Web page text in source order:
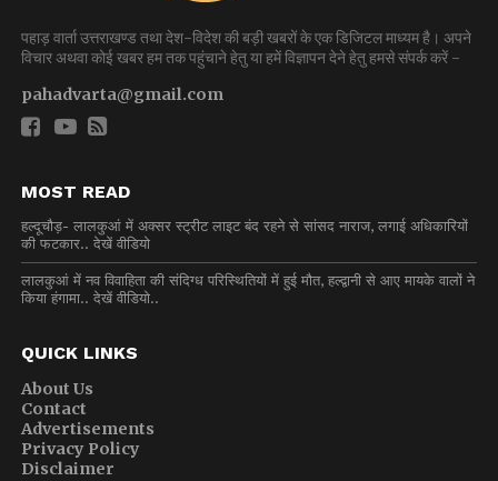
पहाड़ वार्ता उत्तराखण्ड तथा देश-विदेश की बड़ी खबरों के एक डिजिटल माध्यम है। अपने
विचार अथवा कोई खबर हम तक पहुंचाने हेतु या हमें विज्ञापन देने हेतु हमसे संपर्क करें -
pahadvarta@gmail.com
MOST READ
हल्दूचौड़- लालकुआं में अक्सर स्ट्रीट लाइट बंद रहने से सांसद नाराज, लगाई अधिकारियों
की फटकार.. देखें वीडियो
लालकुआं में नव विवाहिता की संदिग्ध परिस्थितियों में हुई मौत, हल्द्वानी से आए मायके वालों ने
किया हंगामा.. देखें वीडियो..
QUICK LINKS
About Us
Contact
Advertisements
Privacy Policy
Disclaimer